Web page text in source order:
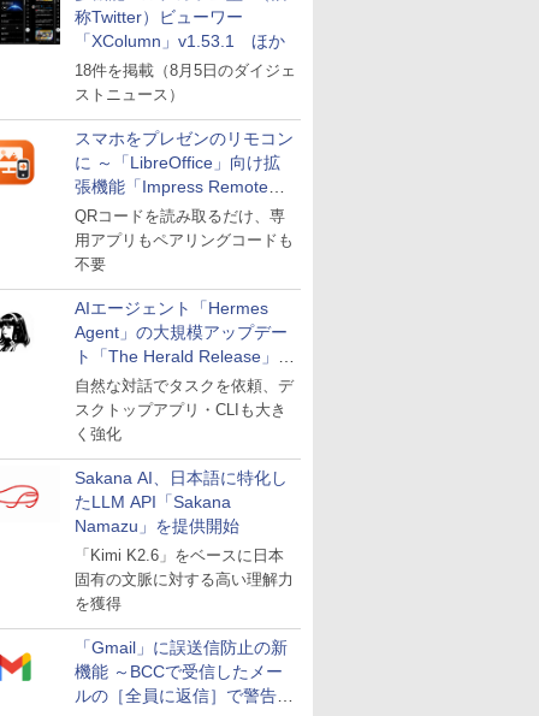
称Twitter）ビューワー
「XColumn」v1.53.1 ほか
18件を掲載（8月5日のダイジェ
ストニュース）
スマホをプレゼンのリモコン
に ～「LibreOffice」向け拡
張機能「Impress Remote」
が公開
QRコードを読み取るだけ、専
用アプリもペアリングコードも
不要
AIエージェント「Hermes
Agent」の大規模アップデー
ト「The Herald Release」が
公開
自然な対話でタスクを依頼、デ
スクトップアプリ・CLIも大き
く強化
Sakana AI、日本語に特化し
たLLM API「Sakana
Namazu」を提供開始
「Kimi K2.6」をベースに日本
固有の文脈に対する高い理解力
を獲得
「Gmail」に誤送信防止の新
機能 ～BCCで受信したメー
ルの［全員に返信］で警告を